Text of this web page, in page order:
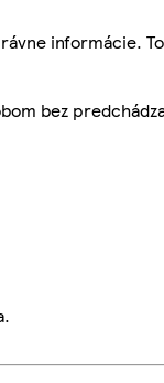
informácie.
bez